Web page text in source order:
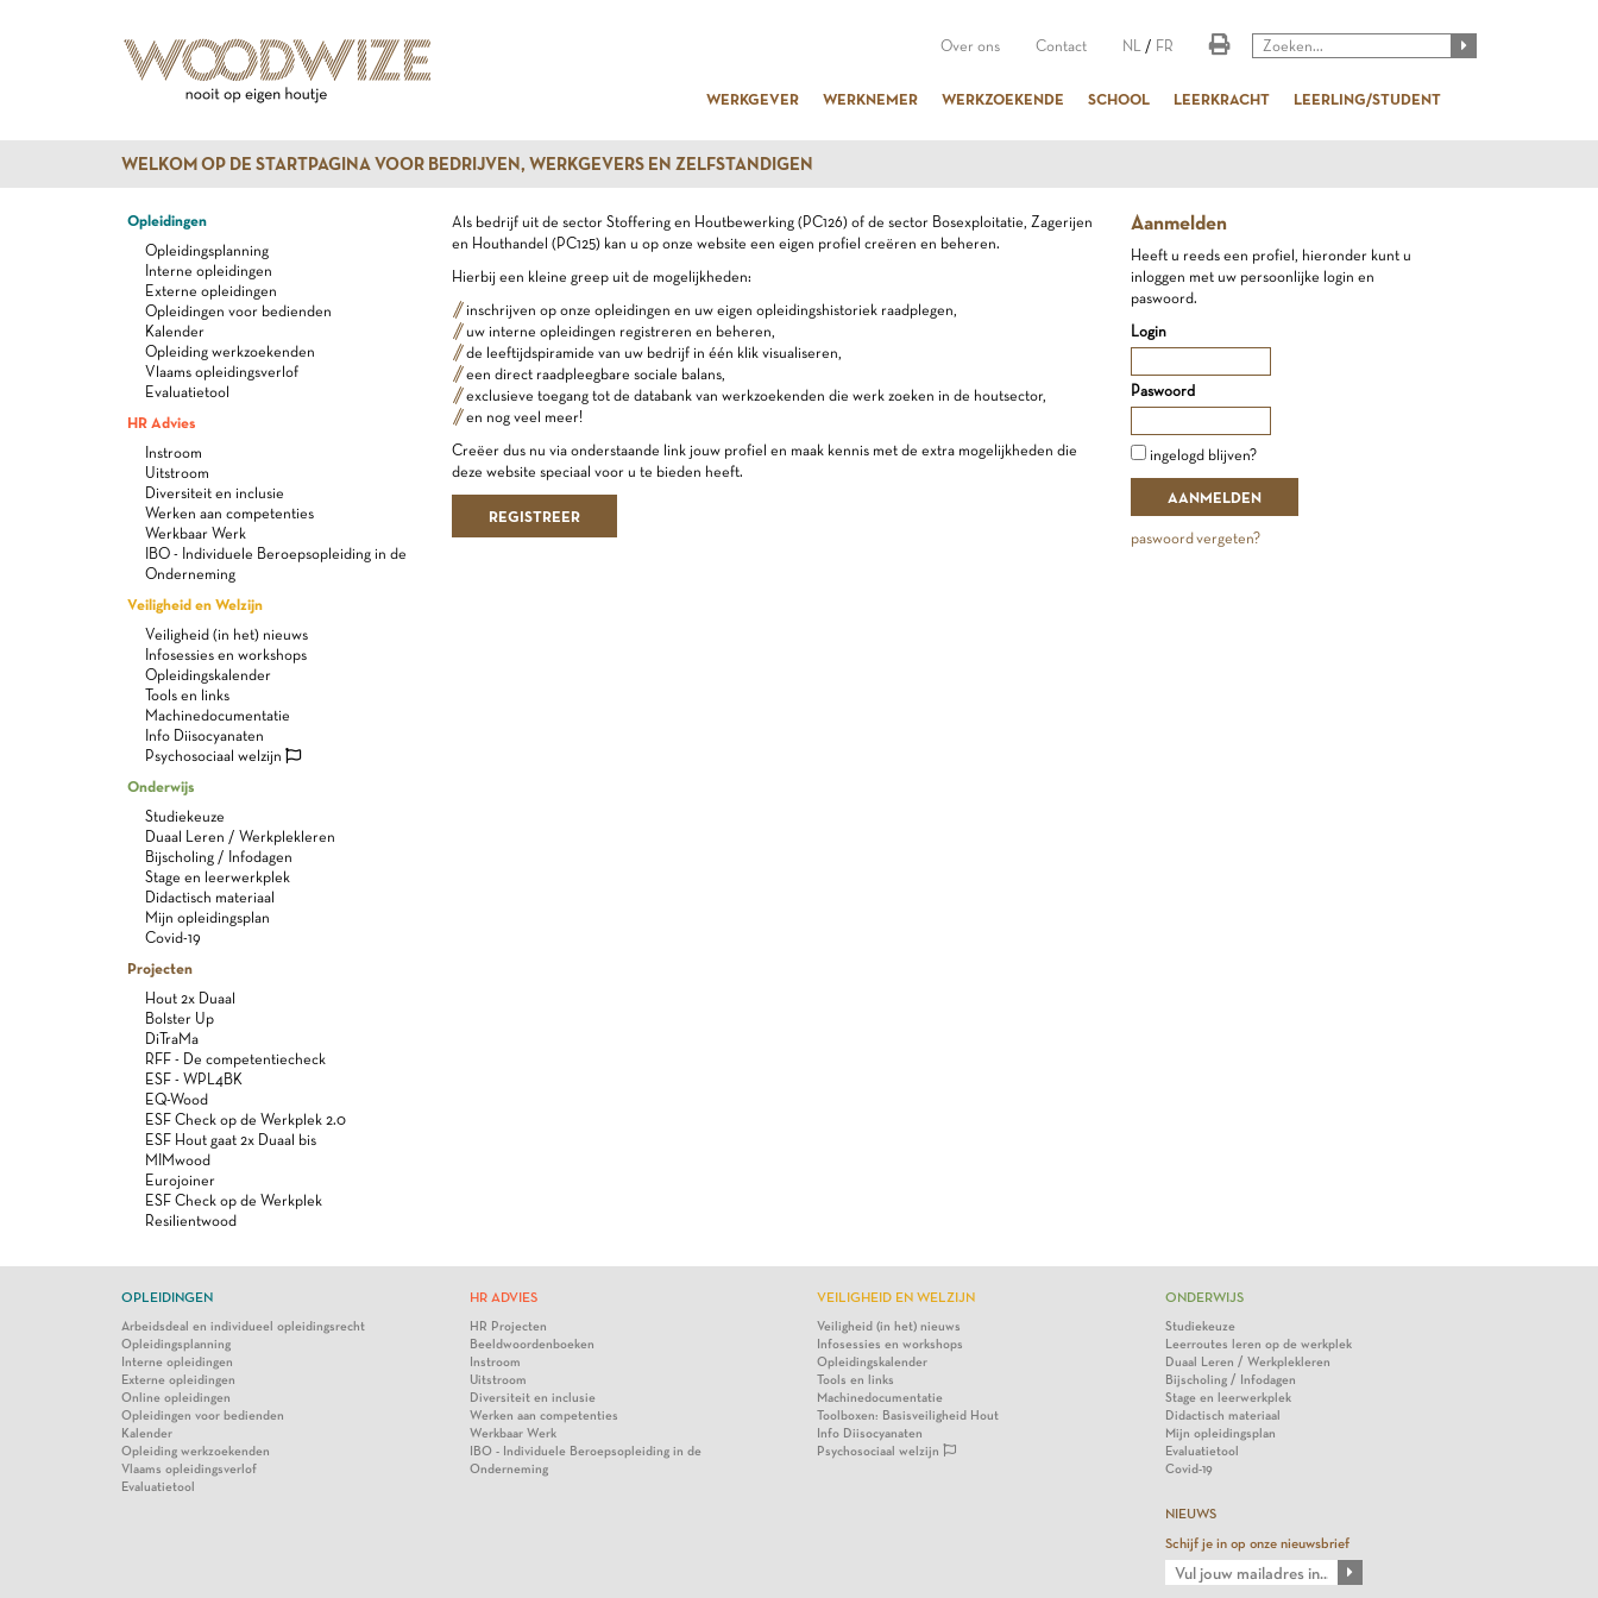
Over ons Contact NL / FR
WERKGEVER WERKNEMER WERKZOEKENDE SCHOOL LEERKRACHT LEERLING/STUDENT
WELKOM OP DE STARTPAGINA VOOR BEDRIJVEN, WERKGEVERS EN ZELFSTANDIGEN
Opleidingen
Opleidingsplanning
Interne opleidingen
Externe opleidingen
Opleidingen voor bedienden
Kalender
Opleiding werkzoekenden
Vlaams opleidingsverlof
Evaluatietool
HR Advies
Instroom
Uitstroom
Diversiteit en inclusie
Werken aan competenties
Werkbaar Werk
IBO - Individuele Beroepsopleiding in de
Onderneming
Veiligheid en Welzijn
Veiligheid (in het) nieuws
Infosessies en workshops
Opleidingskalender
Tools en links
Machinedocumentatie
Info Diisocyanaten
Psychosociaal welzijn
Onderwijs
Studiekeuze
Duaal Leren / Werkplekleren
Bijscholing / Infodagen
Stage en leerwerkplek
Didactisch materiaal
Mijn opleidingsplan
Covid-19
Projecten
Hout 2x Duaal
Bolster Up
DiTraMa
RFF - De competentiecheck
ESF - WPL4BK
EQ-Wood
ESF Check op de Werkplek 2.0
ESF Hout gaat 2x Duaal bis
MIMwood
Eurojoiner
ESF Check op de Werkplek
Resilientwood
Als bedrijf uit de sector Stoffering en Houtbewerking (PC126) of de sector Bosexploitatie, Zagerijen
en Houthandel (PC125) kan u op onze website een eigen profiel creëren en beheren.
Hierbij een kleine greep uit de mogelijkheden:
inschrijven op onze opleidingen en uw eigen opleidingshistoriek raadplegen,
uw interne opleidingen registreren en beheren,
de leeftijdspiramide van uw bedrijf in één klik visualiseren,
een direct raadpleegbare sociale balans,
exclusieve toegang tot de databank van werkzoekenden die werk zoeken in de houtsector,
en nog veel meer!
Creëer dus nu via onderstaande link jouw profiel en maak kennis met de extra mogelijkheden die
deze website speciaal voor u te bieden heeft.
REGISTREER
Aanmelden
Heeft u reeds een profiel, hieronder kunt u
inloggen met uw persoonlijke login en
paswoord.
Login
Paswoord
ingelogd blijven?
paswoord vergeten?
OPLEIDINGEN
Arbeidsdeal en individueel opleidingsrecht
Opleidingsplanning
Interne opleidingen
Externe opleidingen
Online opleidingen
Opleidingen voor bedienden
Kalender
Opleiding werkzoekenden
Vlaams opleidingsverlof
Evaluatietool
HR ADVIES
HR Projecten
Beeldwoordenboeken
Instroom
Uitstroom
Diversiteit en inclusie
Werken aan competenties
Werkbaar Werk
IBO - Individuele Beroepsopleiding in de
Onderneming
VEILIGHEID EN WELZIJN
Veiligheid (in het) nieuws
Infosessies en workshops
Opleidingskalender
Tools en links
Machinedocumentatie
Toolboxen: Basisveiligheid Hout
Info Diisocyanaten
Psychosociaal welzijn
ONDERWIJS
Studiekeuze
Leerroutes leren op de werkplek
Duaal Leren / Werkplekleren
Bijscholing / Infodagen
Stage en leerwerkplek
Didactisch materiaal
Mijn opleidingsplan
Evaluatietool
Covid-19
NIEUWS
Schijf je in op onze nieuwsbrief